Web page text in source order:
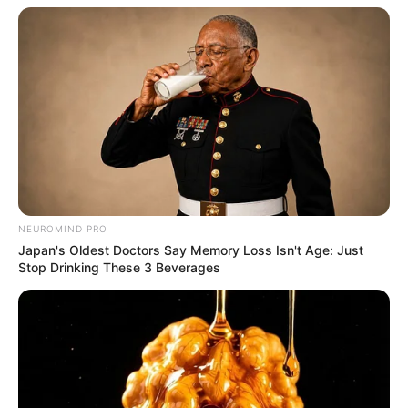
flexibles y experiencias exclusivas en hoteles y
Entre las más destacadas del mercado se
encuentran las tarjetas Platinum y Black de
American Express, Visa Infinite y Mastercard
World Elite, dirigidas especialmente a
empresarios, inversionistas y viajeros
frecuentes. Algunas incluso incluyen asistentes
personales, protección de compras y acceso
preferencial a eventos privados.
El crecimiento del sector financiero digital
también está transformando este mercado.
Nuevas empresas fintech han comenzado a
lanzar tarjetas premium con beneficios
tecnológicos avanzados, pagos sin contacto
más seguros y herramientas de inteligencia
NEUROMIND PRO
Japan's Oldest Doctors Say Memory Loss Isn't Age: Just
Stop Drinking These 3 Beverages